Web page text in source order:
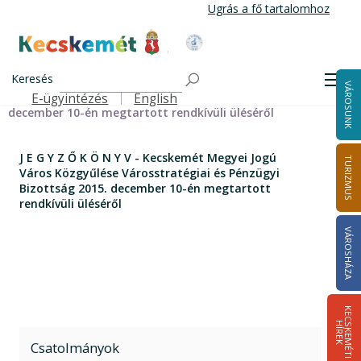
tartalomra
Ugrás a fő tartalomhoz
Kecskemét Város Honlapja
Keresés
Felső navigáció
E-ügyintézés English VÁROSUNK
TURIZMUS
VÁROSHÁZA
K
E
C
S
K
E
M
É
T
I
HÍ
R
E
K
J E G Y Z Ő K Ö N Y V - Kecskemét Megyei Jogú Város
Közgyűlése Városstratégiai és Pénzügyi Bizottság 2015.
december 10-én megtartott rendkívüli üléséről
J E G Y Z Ő K Ö N Y V - Kecskemét Megyei Jogú
Város Közgyűlése Városstratégiai és Pénzügyi
Bizottság 2015. december 10-én megtartott
rendkívüli üléséről
Csatolmányok